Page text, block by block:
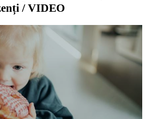
/ VIDEO